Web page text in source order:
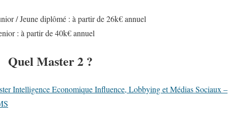
/ Jeune diplômé : à partir de 26k€ annuel
: à partir de 40k€ annuel
Quel Master 2 ?
Intelligence Economique Influence, Lobbying et Médias Sociaux –